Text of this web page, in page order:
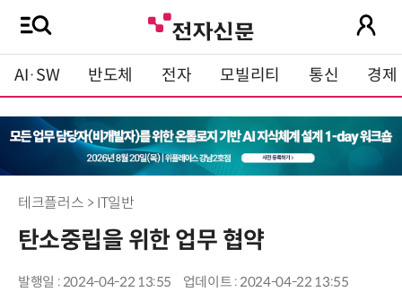
AI·SW 반도체 전자 모빌리티 통신 경제
테크플러스 > IT일반
탄소중립을 위한 업무 협약
발행일 : 2024-04-22 13:55 업데이트 : 2024-04-22 13:55